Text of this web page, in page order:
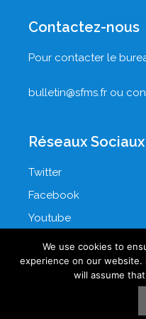
Contactez-nous
Pour contacter le
bulletin@sfms.fr ou
Réseaux Sociaux
Twitter
Facebook
Youtube
LinkedIn
© 2026 SOCIÉTÉ
We use cookies to
experience on our
will assume